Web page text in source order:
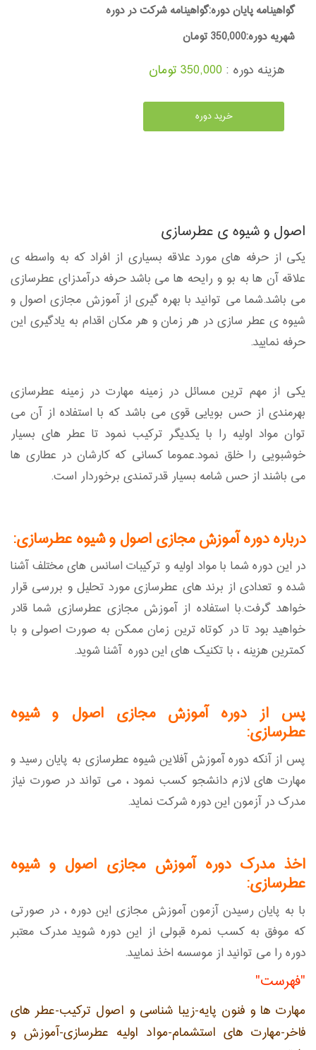
گواهینامه پایان دوره:گواهینامه شرکت در دوره
شهریه دوره:350,000 تومان
هزینه دوره : 350,000 تومان
خرید دوره
اصول و شیوه ی عطرسازی
یکی از حرفه های مورد علاقه بسیاری از افراد که به واسطه ی
علاقه آن ها به بو و رایحه ها می باشد حرفه درآمدزای عطرسازی
می باشد.شما می توانید با بهره گیری از آموزش مجازی اصول و
شیوه ی عطر سازی در هر زمان و هر مکان اقدام به یادگیری این
حرفه نمایید.
یکی از مهم ترین مسائل در زمینه مهارت در زمینه عطرسازی
بهرمندی از حس بویایی قوی می باشد که با استفاده از آن می
توان مواد اولیه را با یکدیگر ترکیب نمود تا عطر های بسیار
خوشبویی را خلق نمود.عموما کسانی که کارشان در عطاری ها
می باشند از حس شامه بسیار قدرتمندی برخوردار است.
درباره دوره آموزش مجازی اصول و شیوه عطرسازی:
در این دوره شما با مواد اولیه و ترکیبات اسانس های مختلف آشنا
شده و تعدادی از برند های عطرسازی مورد تحلیل و بررسی قرار
خواهد گرفت.با استفاده از آموزش مجازی عطرسازی شما قادر
خواهید بود تا در کوتاه ترین زمان ممکن به صورت اصولی و با
کمترین هزینه ، با تکنیک های این دوره آشنا شوید.
پس از دوره آموزش مجازی اصول و شیوه
عطرسازی:
پس از آنکه دوره آموزش آفلاین شیوه عطرسازی به پایان رسید و
مهارت های لازم دانشجو کسب نمود ، می تواند در صورت نیاز
مدرک در آزمون این دوره شرکت نماید.
اخذ مدرک دوره آموزش مجازی اصول و شیوه
عطرسازی:
با به پایان رسیدن آزمون آموزش مجازی این دوره ، در صورتی
که موفق به کسب نمره قبولی از این دوره شوید مدرک معتبر
دوره را می توانید از موسسه اخذ نمایید.
"فهرست"
مهارت ها و فنون پایه-زیبا شناسی و اصول ترکیب-عطر های
فاخر-مهارت های استشمام-مواد اولیه عطرسازی-آموزش و